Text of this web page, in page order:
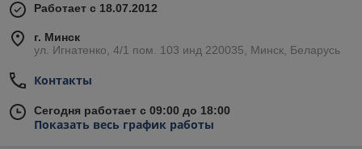
Работает с 18.07.2012
г. Минск
ул. Игнатенко, 4/1 пом. 103 инд 220035, Минск, Беларусь
Контакты
Сегодня работает с 09:00 до 18:00
Показать весь график работы